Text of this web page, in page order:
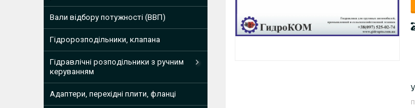
Вали відбору потужності (ВВП)
Гідророзподільники, клапана
Гідравлічні розподільники з ручним
керуванням
Адаптери, перехідні плити, фланці